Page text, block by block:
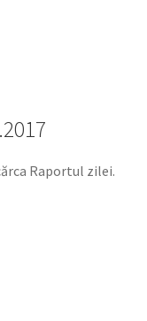
Raportul zilei.